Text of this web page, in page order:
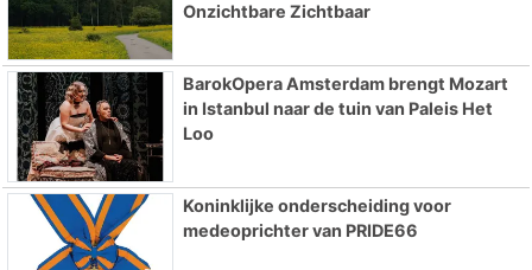
Onzichtbare Zichtbaar
BarokOpera Amsterdam brengt Mozart
in Istanbul naar de tuin van Paleis Het
Loo
Koninklijke onderscheiding voor
medeoprichter van PRIDE66